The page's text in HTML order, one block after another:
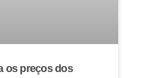
os preços dos